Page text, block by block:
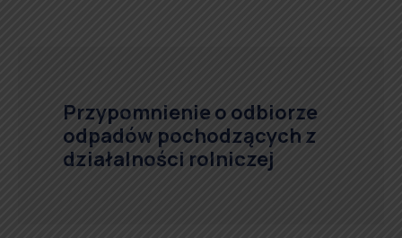
Przypomnienie o odbiorze
odpadów pochodzących z
działalności rolniczej